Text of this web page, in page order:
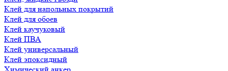
Клей для напольных покрытий
Клей для обоев
Клей каучуковый
Клей ПВА
Клей универсальный
Клей эпоксидный